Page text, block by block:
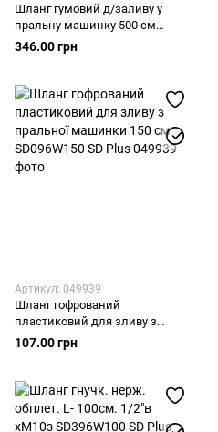
Шланг гумовий д/заливу у
пральну машинку 500 см
SD095W500 SD Plus
346.00 грн
Артикул: 049939
Шланг гофрований
пластиковий для зливу з
пральної машинки 150 см
SD096W150 SD Plus
107.00 грн